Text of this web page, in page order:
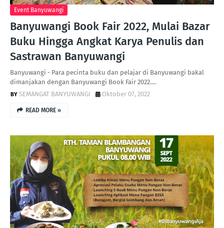
Event Banyuwangi
Banyuwangi Book Fair 2022, Mulai Bazar
Buku Hingga Angkat Karya Penulis dan
Sastrawan Banyuwangi
Banyuwangi - Para pecinta buku dan pelajar di Banyuwangi bakal
dimanjakan dengan Banyuwangi Book Fair 2022.…
SEMANGAT BANYUWANGI
Oktober 07, 2022
READ MORE »